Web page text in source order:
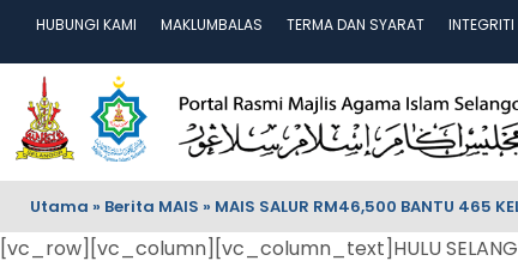
HUBUNGI KAMI MAKLUMBALAS TERMA DAN SYARAT
Utama » Berita MAIS » MAIS SALUR RM46,500 BANTU 465
[vc_row][vc_column][vc_column_text]HULU